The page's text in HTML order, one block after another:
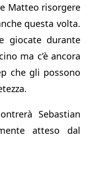
Matteo risorgere
questa volta.
giocate durante
ma c’è ancora
che gli possono
Sebastian
atteso dal